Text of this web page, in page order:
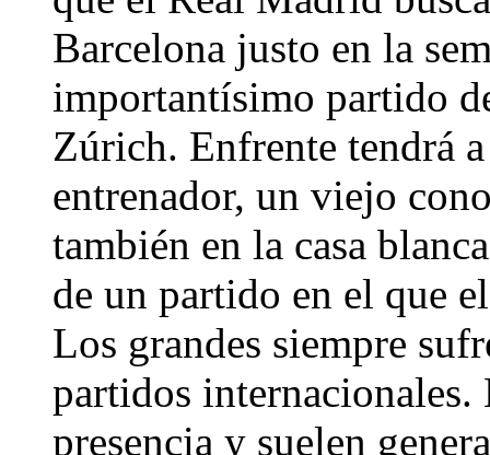
Barcelona justo en la
importantísimo partido
Zúrich. Enfrente tendrá
entrenador, un viejo
también en la casa
de un partido en el que
Los grandes siempre
partidos internacionales.
presencia y suelen